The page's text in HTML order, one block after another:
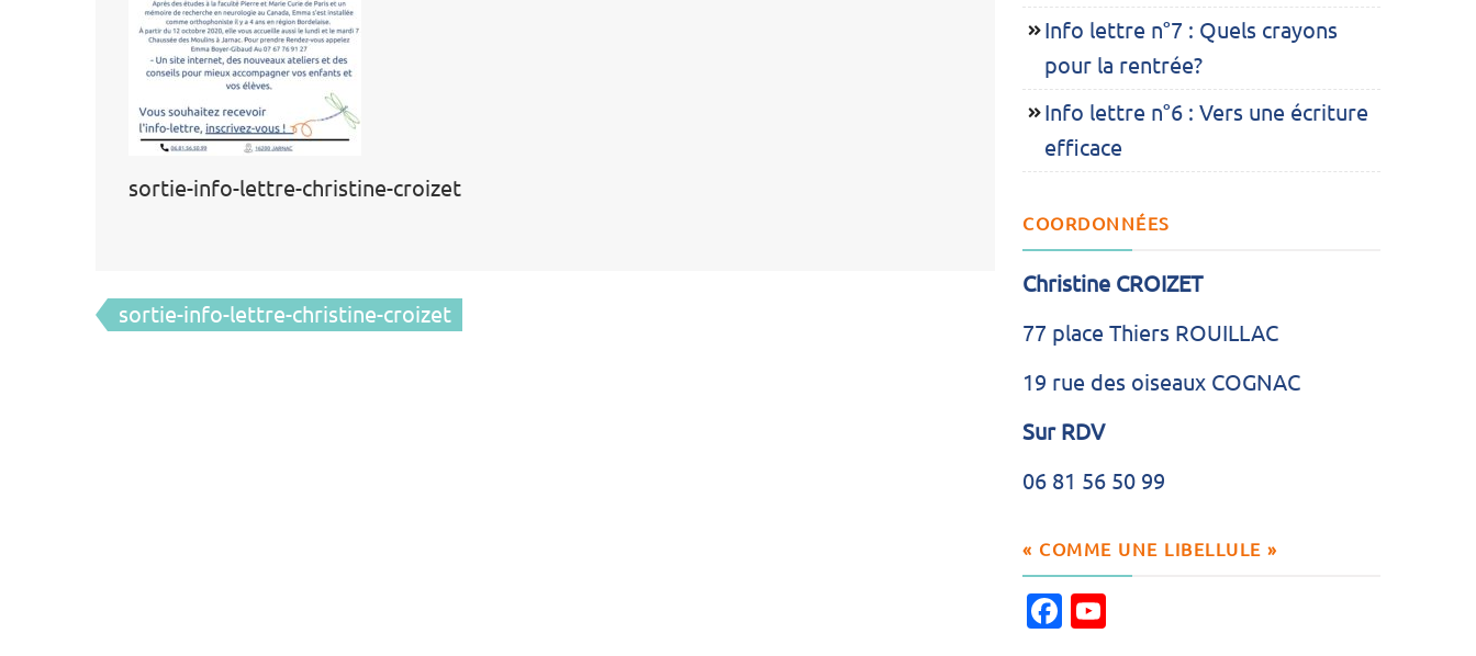
sortie-info-lettre-christine-croizet
Navigation
de
sortie-info-lettre-christine-croizet
Info lettre n°7 : Quels crayons
pour la rentrée?
Info lettre n°6 : Vers une écriture
efficace
COORDONNÉES
Christine CROIZET
77 place Thiers ROUILLAC
19 rue des oiseaux COGNAC
Sur RDV
06 81 56 50 99
« COMME UNE LIBELLULE »
Facebook